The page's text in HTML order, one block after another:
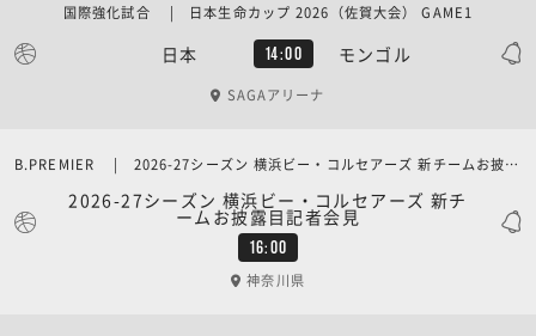
日本 14:00 モンゴル
国際強化試合 | 日本生命カップ 2026（佐賀大会） GAME1
SAGAアリーナ
16:00
2026-27シーズン 横浜ビー・コルセアーズ 新チ
ームお披露目記者会見
B.PREMIER | 2026-27シーズン 横浜ビー・コルセアーズ 新チームお披露目記者会見
神奈川県